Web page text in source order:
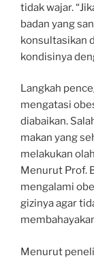
tidak wajar.
badan yang
konsultasikan
kondisinya
Langkah
mengatasi
diabaikan.
makan yang
melakukan
Menurut Prof.
mengalami
gizinya agar
Menurut